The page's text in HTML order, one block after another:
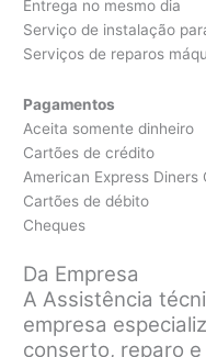
Entrega no mesmo dia
Serviço de instalação
Serviços de reparos
Pagamentos
Aceita somente dinheiro
Cartões de crédito
American Express Diners
Cartões de débito
Cheques
Da Empresa
A Assistência
empresa
conserto, reparo